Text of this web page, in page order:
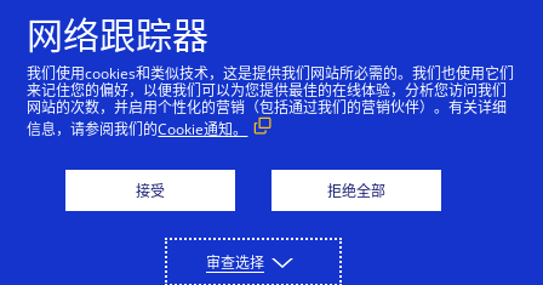
即刻淘金 海淘商家
网络跟踪器
我们使用cookies和类似技术，这是提供我们网站所必需的。我们也使用它们
来记住您的偏好，以便我们可以为您提供最佳的在线体验，分析您访问我们
网站的次数，并启用个性化的营销（包括通过我们的营销伙伴）。有关详细
信息，请参阅我们的Cookie通知。
接受 拒绝全部
审查选择